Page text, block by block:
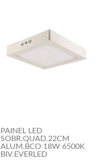
PAINEL LED
SOBR.QUAD.22CM
ALUM.BCO 18W 6500K
BIV.EVERLED